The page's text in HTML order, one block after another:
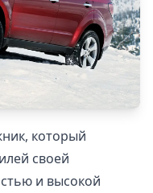
который
своей
и высокой